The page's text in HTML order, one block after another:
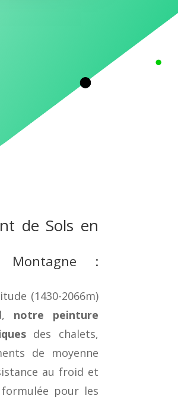
de Sols en
Montagne :
(1430-2066m)
notre peinture
des chalets,
de moyenne
au froid et
formulée pour les